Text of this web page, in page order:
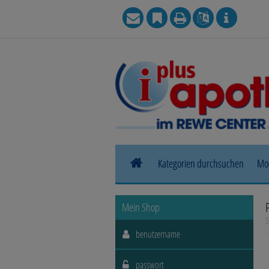
Kategorien durchsuchen
Allergie
Blase, Niere & Urogenitaltrakt
Haut, Haare & Nägel
Mein Shop